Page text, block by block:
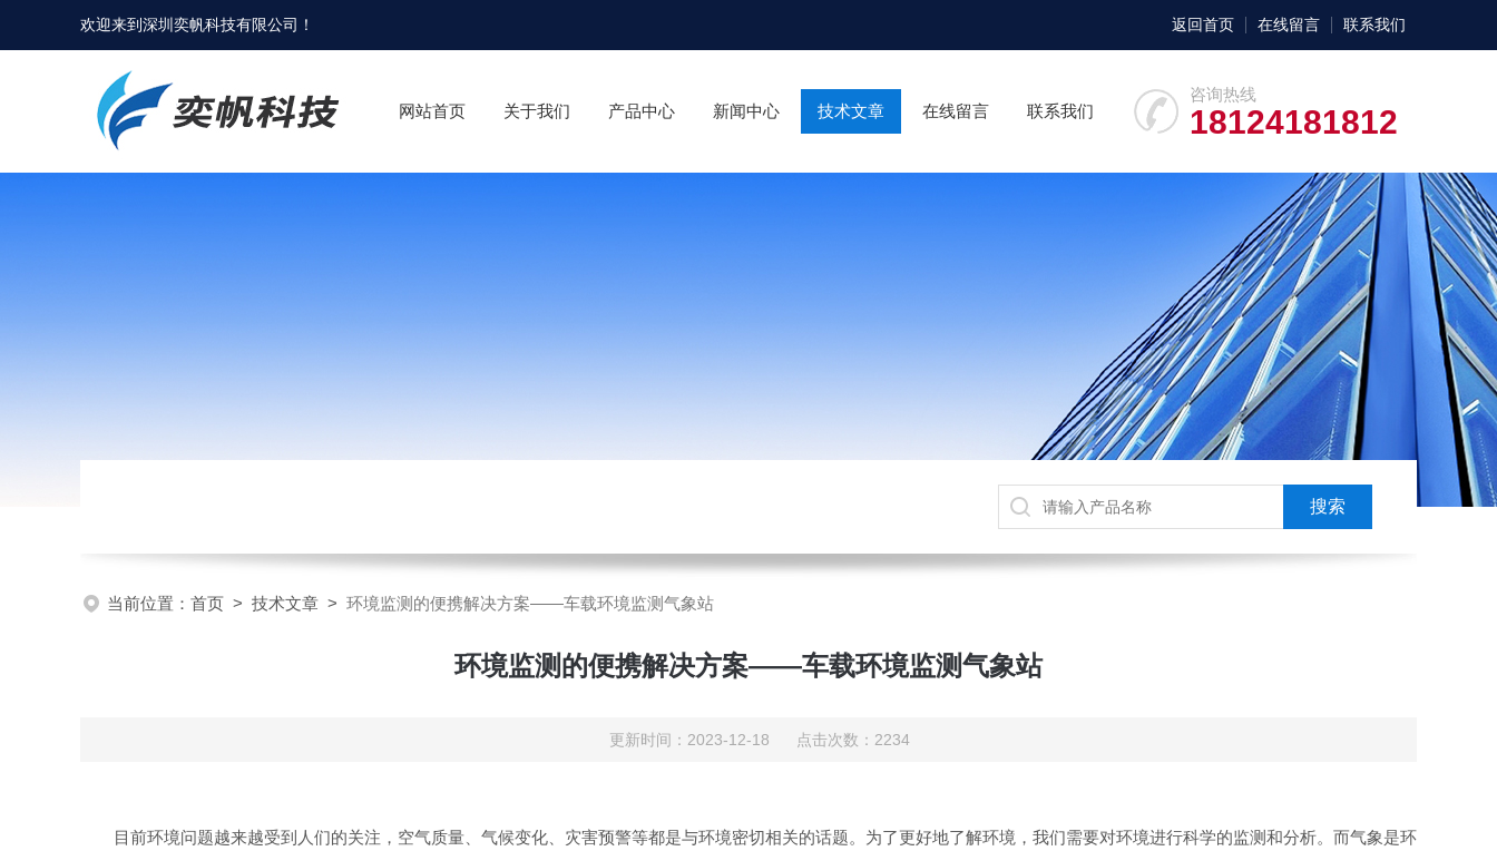
欢迎来到深圳奕帆科技有限公司 ！ 返回首页 在线留言 联系我们
咨询热线
18124181812
网站首页 关于我们 产品中心 新闻中心 技术文章 在线留言 联系我们
当前位置： 首页 > 技术文章 > 环境监测的便携解决方案——车载环境监测气象站
环境监测的便携解决方案——车载环境监测气象站
更新时间：2023-12-18 点击次数：2234
目前环境问题越来越受到人们的关注，空气质量、气候变化、灾害预警等都是与环境密切相关的话题。为了更好地了解环境，我们需要对环境进行科学的监测和分析。而气象是环